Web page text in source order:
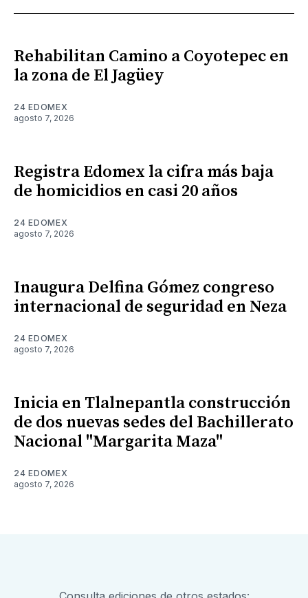
Rehabilitan Camino a Coyotepec en
la zona de El Jagüey
24 EDOMEX
agosto 7, 2026
Registra Edomex la cifra más baja
de homicidios en casi 20 años
24 EDOMEX
agosto 7, 2026
Inaugura Delfina Gómez congreso
internacional de seguridad en Neza
24 EDOMEX
agosto 7, 2026
Inicia en Tlalnepantla construcción
de dos nuevas sedes del Bachillerato
Nacional "Margarita Maza"
24 EDOMEX
agosto 7, 2026